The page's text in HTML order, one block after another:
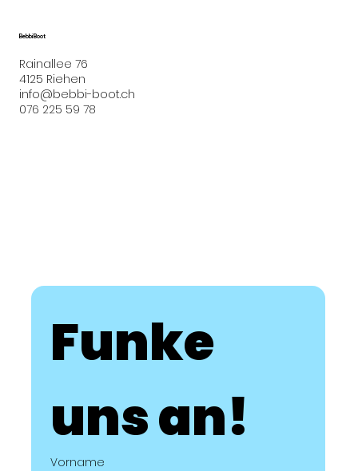
Bebbi Boot
Rainallee 76
4125 Riehen
info@bebbi-boot.ch
076 225 59 78
Funke
uns an!
Vorname